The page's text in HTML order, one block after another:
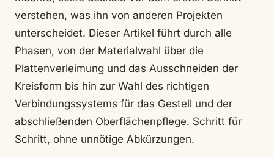
verstehen, was ihn von anderen Projekten
unterscheidet. Dieser Artikel führt durch alle
Phasen, von der Materialwahl über die
Plattenverleimung und das Ausschneiden der
Kreisform bis hin zur Wahl des richtigen
Verbindungssystems für das Gestell und der
abschließenden Oberflächenpflege. Schritt für
Schritt, ohne unnötige Abkürzungen.